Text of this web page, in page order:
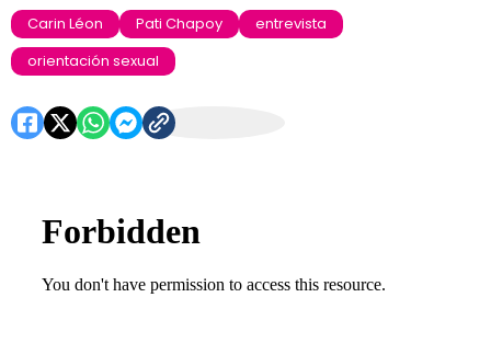
Carin Léon Pati Chapoy
entrevista
orientación sexual